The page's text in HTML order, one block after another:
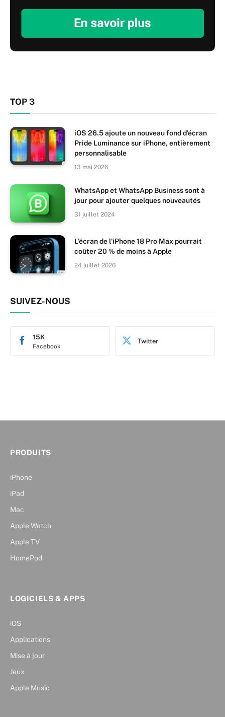
TOP 3
iOS 26.5 ajoute un nouveau fond d’écran
Pride Luminance sur iPhone, entièrement
personnalisable
13 mai 2026
WhatsApp et WhatsApp Business sont à
jour pour ajouter quelques nouveautés
31 juillet 2024
L’écran de l’iPhone 18 Pro Max pourrait
coûter 20 % de moins à Apple
24 juillet 2026
SUIVEZ-NOUS
Facebook
15K Twitter
PRODUITS
iPhone
iPad
Mac
Apple Watch
Apple TV
HomePod
LOGICIELS & APPS
iOS
Applications
Mise à jour
Jeux
Apple Music